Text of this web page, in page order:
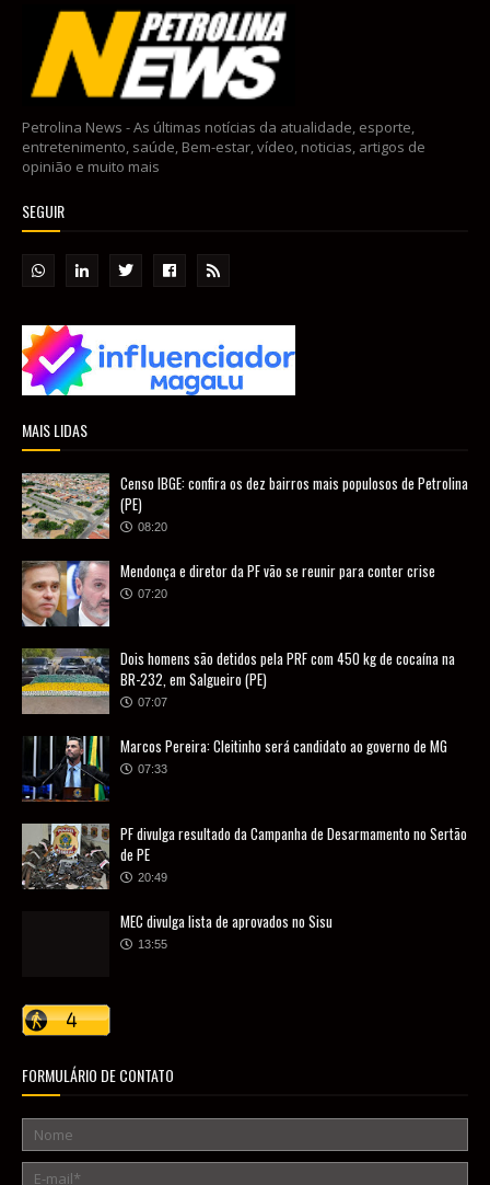
Petrolina News - As últimas notícias da atualidade, esporte,
entretenimento, saúde, Bem-estar, vídeo, noticias, artigos de
opinião e muito mais
SEGUIR
MAIS LIDAS
Censo IBGE: confira os dez bairros mais populosos de Petrolina
(PE)
08:20
Mendonça e diretor da PF vão se reunir para conter crise
07:20
Dois homens são detidos pela PRF com 450 kg de cocaína na
BR-232, em Salgueiro (PE)
07:07
Marcos Pereira: Cleitinho será candidato ao governo de MG
07:33
PF divulga resultado da Campanha de Desarmamento no Sertão
de PE
20:49
MEC divulga lista de aprovados no Sisu
13:55
FORMULÁRIO DE CONTATO